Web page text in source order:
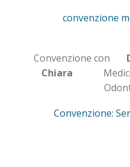
convenzione
Convenzione con
Chiara
Convenzione: